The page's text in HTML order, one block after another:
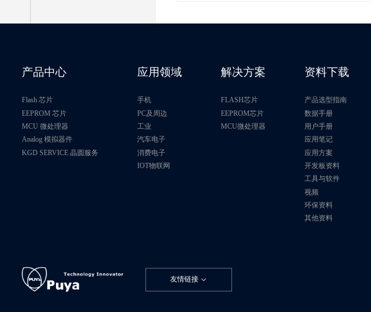
产品中心
Flash 芯片
EEPROM 芯片
MCU 微处理器
Analog 模拟器件
KGD SERVICE 晶圆服务
应用领域
手机
PC及周边
工业
汽车电子
消费电子
IOT物联网
解决方案
FLASH芯片
EEPROM芯片
MCU微处理器
资料下载
产品选型指南
数据手册
用户手册
应用笔记
应用方案
开发板资料
工具与软件
视频
环保资料
其他资料
友情链接